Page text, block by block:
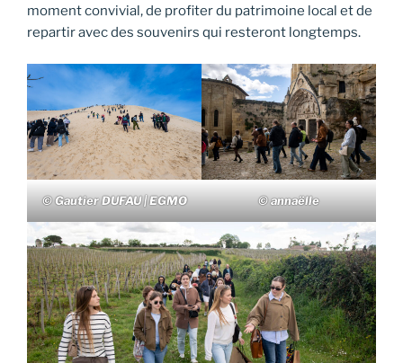
moment convivial, de profiter du patrimoine local et de
repartir avec des souvenirs qui resteront longtemps.
© Gautier DUFAU | EGMO © annaëlle